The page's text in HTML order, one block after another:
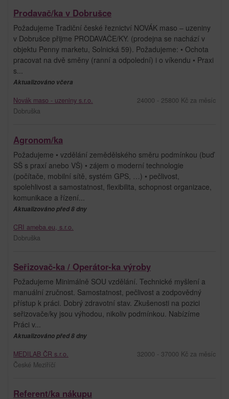
Prodavač/ka v Dobrušce
Požadujeme Tradiční české řeznictví NOVÁK maso – uzeniny
v Dobrušce přijme PRODAVAČE/KY. (prodejna se nachází v
objektu Penny marketu, Solnická 59). Požadujeme: • Ochota
pracovat na dvě směny (ranní a odpolední) i o víkendu • Praxi
s...
Aktualizováno včera
Novák maso - uzeniny s.r.o.
Dobruška
24000 - 25800 Kč za měsíc
Agronom/ka
Požadujeme • vzdělání zemědělského směru podmínkou (buď
SŠ s praxí anebo VŠ) • zájem o moderní technologie
(počítače, mobilní sítě, systém GPS, …) • pečlivost,
spolehlivost a samostatnost, flexibilita, schopnost organizace,
komunikace a řízení...
Aktualizováno před 8 dny
CRI ameba.eu, s.r.o.
Dobruška
Seřizovač-ka / Operátor-ka výroby
Požadujeme Minimálně SOU vzdělání. Technické myšlení a
manuální zručnost. Samostatnost, pečlivost a zodpovědný
přístup k práci. Dobrý zdravotní stav. Zkušenosti na pozici
seřizovače/ky jsou výhodou, nikoliv podmínkou. Nabízíme
Práci v...
Aktualizováno před 8 dny
MEDILAB ČR s.r.o.
České Meziříčí
32000 - 37000 Kč za měsíc
Referent/ka nákupu